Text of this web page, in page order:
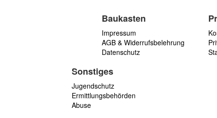
Baukasten
Impressum
AGB & Widerrufsbelehrung
Datenschutz
Sonstiges
Jugendschutz
Ermittlungsbehörden
Abuse